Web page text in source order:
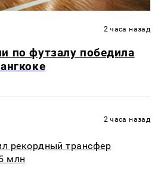
2 часа назад
по футзалу победила
2 часа назад
рекордный трансфер
млн